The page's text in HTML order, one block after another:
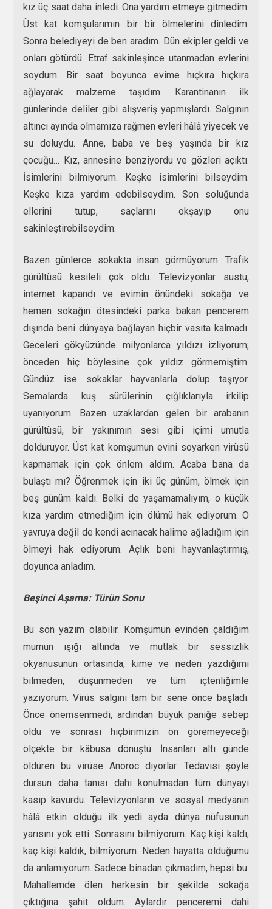
kız üç saat daha inledi. Ona yardım etmeye gitmedim.
Üst kat komşularımın bir bir ölmelerini dinledim.
Sonra belediyeyi de ben aradım. Dün ekipler geldi ve
onları götürdü. Etraf sakinleşince utanmadan evlerini
soydum. Bir saat boyunca evime hıçkıra hıçkıra
ağlayarak malzeme taşıdım. Karantinanın ilk
günlerinde deliler gibi alışveriş yapmışlardı. Salgının
altıncı ayında olmamıza rağmen evleri hâlâ yiyecek ve
su doluydu. Anne, baba ve beş yaşında bir kız
çocuğu… Kız, annesine benziyordu ve gözleri açıktı.
İsimlerini bilmiyorum. Keşke isimlerini bilseydim.
Keşke kıza yardım edebilseydim. Son soluğunda
ellerini tutup, saçlarını okşayıp onu
sakinleştirebilseydim.
Bazen günlerce sokakta insan görmüyorum. Trafik
gürültüsü kesileli çok oldu. Televizyonlar sustu,
internet kapandı ve evimin önündeki sokağa ve
hemen sokağın ötesindeki parka bakan pencerem
dışında beni dünyaya bağlayan hiçbir vasıta kalmadı.
Geceleri gökyüzünde milyonlarca yıldızı izliyorum;
önceden hiç böylesine çok yıldız görmemiştim.
Gündüz ise sokaklar hayvanlarla dolup taşıyor.
Semalarda kuş sürülerinin çığlıklarıyla irkilip
uyanıyorum. Bazen uzaklardan gelen bir arabanın
gürültüsü, bir yakınımın sesi gibi içimi umutla
dolduruyor. Üst kat komşumun evini soyarken virüsü
kapmamak için çok önlem aldım. Acaba bana da
bulaştı mı? Öğrenmek için iki üç günüm, ölmek için
beş günüm kaldı. Belki de yaşamamalıyım, o küçük
kıza yardım etmediğim için ölümü hak ediyorum. O
yavruya değil de kendi acınacak halime ağladığım için
ölmeyi hak ediyorum. Açlık beni hayvanlaştırmış,
doyunca anladım.
Beşinci Aşama: Türün Sonu
Bu son yazım olabilir. Komşumun evinden çaldığım
mumun ışığı altında ve mutlak bir sessizlik
okyanusunun ortasında, kime ve neden yazdığımı
bilmeden, düşünmeden ve tüm içtenliğimle
yazıyorum. Virüs salgını tam bir sene önce başladı.
Önce önemsenmedi, ardından büyük paniğe sebep
oldu ve sonrası hiçbirimizin ön göremeyeceği
ölçekte bir kâbusa dönüştü. İnsanları altı günde
öldüren bu virüse Anoroc diyorlar. Tedavisi şöyle
dursun daha tanısı dahi konulmadan tüm dünyayı
kasıp kavurdu. Televizyonların ve sosyal medyanın
hâlâ etkin olduğu ilk yedi ayda dünya nüfusunun
yarısını yok etti. Sonrasını bilmiyorum. Kaç kişi kaldı,
kaç kişi kaldık, bilmiyorum. Neden hayatta olduğumu
da anlamıyorum. Sadece binadan çıkmadım, hepsi bu.
Mahallemde ölen herkesin bir şekilde sokağa
çıktığına şahit oldum. Aylardır penceremi dahi